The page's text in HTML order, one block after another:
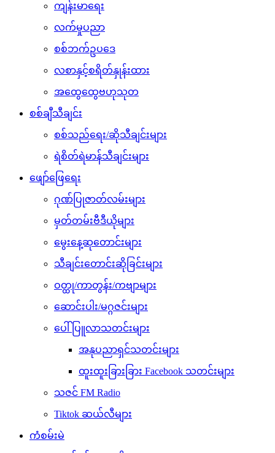
ကျန်းမာရေး
လက်မှုပညာ
စစ်ဘက်ဥပဒေ
လစာနှင့်စရိတ်နှုန်းထား
အထွေထွေဗဟုသုတ
စစ်ချီသီချင်း
စစ်သည်ရေး/ဆိုသီချင်းများ
ရဲစိတ်ရဲမာန်သီချင်းများ
ဖျော်ဖြေရေး
ဂုဏ်ပြုဇာတ်လမ်းများ
မှတ်တမ်းဗီဒီယိုများ
မွေးနေ့ဆုတောင်းများ
သီချင်းတောင်းဆိုခြင်းများ
ဝတ္ထု/ကာတွန်း/ကဗျာများ
ဆောင်းပါး/မဂ္ဂဇင်းများ
ပေါ်ပြူလာသတင်းများ
အနုပညာရှင်သတင်းများ
ထူးထူးခြားခြား Facebook သတင်းများ
သဇင် FM Radio
Tiktok ဆယ်လီများ
ကံစမ်းမဲ